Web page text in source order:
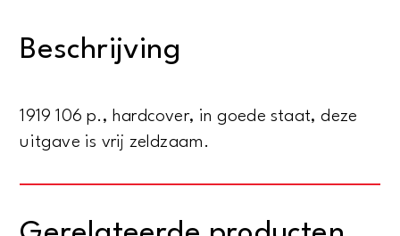
Beschrijving
1919 106 p., hardcover, in goede staat, deze
uitgave is vrij zeldzaam.